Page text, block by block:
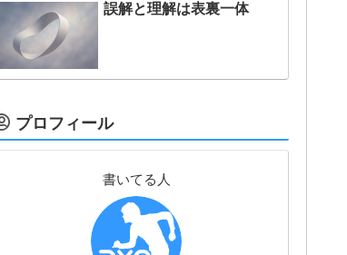
誤解と理解は表裏一体
プロフィール
書いてる人